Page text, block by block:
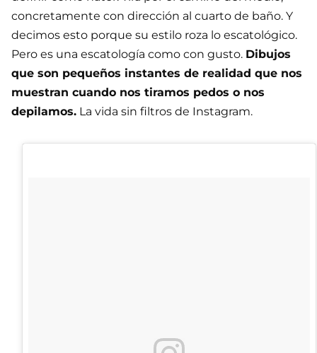
concretamente con dirección al cuarto de baño. Y
decimos esto porque su estilo roza lo escatológico.
Pero es una escatología como con gusto. Dibujos
que son pequeños instantes de realidad que nos
muestran cuando nos tiramos pedos o nos
depilamos. La vida sin filtros de Instagram.